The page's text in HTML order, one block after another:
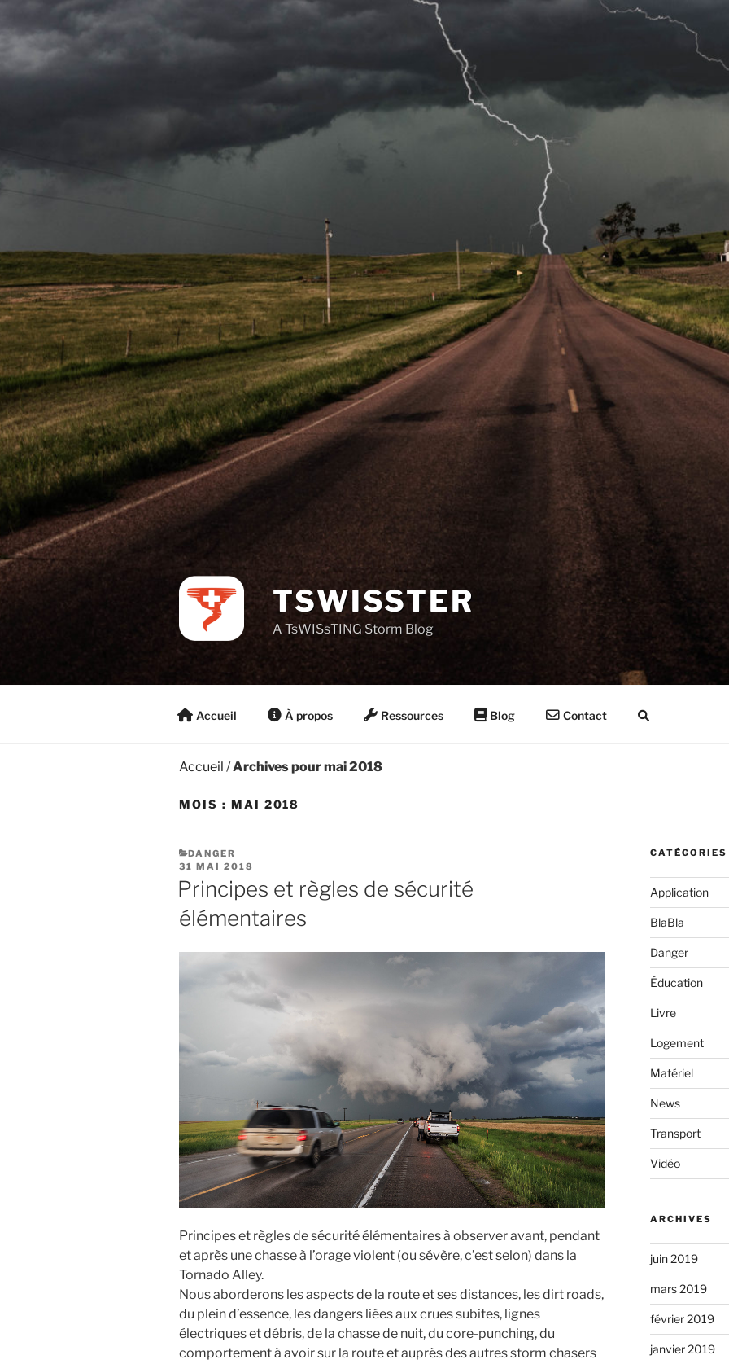
TSWISSTER
A TsWISsTING Storm Blog
Accueil À propos Ressources Blog Contact
Accueil /Archives pour mai 2018
MOIS : MAI 2018
CATÉGORIES
DANGER
PUBLIÉ
LE
31 MAI 2018
Principes et règles de sécurité
élémentaires
Principes et règles de sécurité élémentaires à observer avant, pendant
et après une chasse à l’orage violent (ou sévère, c’est selon) dans la
Tornado Alley.
Nous aborderons les aspects de la route et ses distances, les dirt roads,
du plein d’essence, les dangers liées aux crues subites, lignes
électriques et débris, de la chasse de nuit, du core-punching, du
comportement à avoir sur la route et auprès des autres storm chasers
CATÉGORIES
Application
BlaBla
Danger
Éducation
Livre
Logement
Matériel
News
Transport
Vidéo
ARCHIVES
juin 2019
mars 2019
février 2019
janvier 2019